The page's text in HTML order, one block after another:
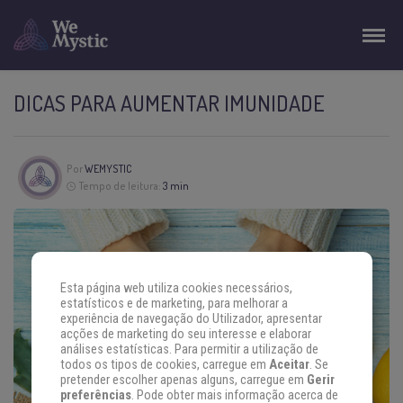
DICAS PARA AUMENTAR IMUNIDADE
PorWEMYSTIC
Tempo de leitura: 3 min
Esta página web utiliza cookies necessários,
estatísticos e de marketing, para melhorar a
experiência de navegação do Utilizador, apresentar
acções de marketing do seu interesse e elaborar
análises estatísticas. Para permitir a utilização de
todos os tipos de cookies, carregue em Aceitar. Se
pretender escolher apenas alguns, carregue em Gerir
preferências. Pode obter mais informação acerca de